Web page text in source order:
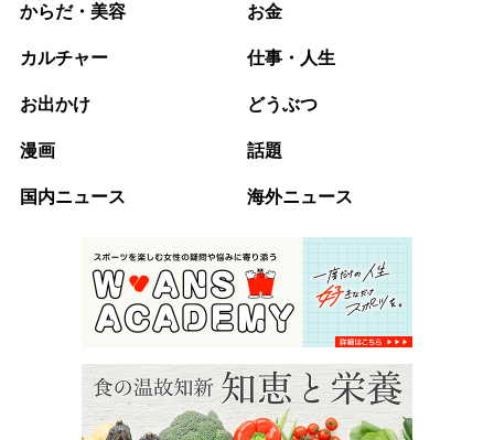
からだ・美容 お金
カルチャー 仕事・人生
お出かけ どうぶつ
漫画 話題
国内ニュース 海外ニュース